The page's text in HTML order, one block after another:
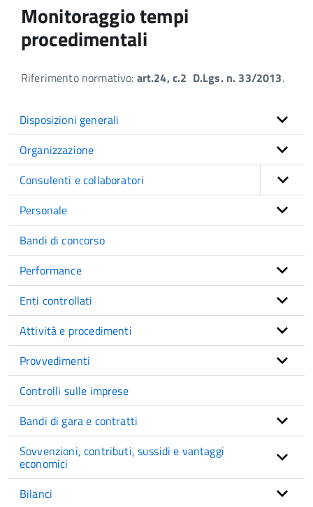
Monitoraggio tempi
procedimentali
Riferimento normativo: art.24, c.2 D.Lgs. n. 33/2013.
Disposizioni generali
Organizzazione
Consulenti e collaboratori
Personale
Bandi di concorso
Performance
Enti controllati
Attività e procedimenti
Provvedimenti
Controlli sulle imprese
Bandi di gara e contratti
Sovvenzioni, contributi, sussidi e vantaggi
economici
Bilanci